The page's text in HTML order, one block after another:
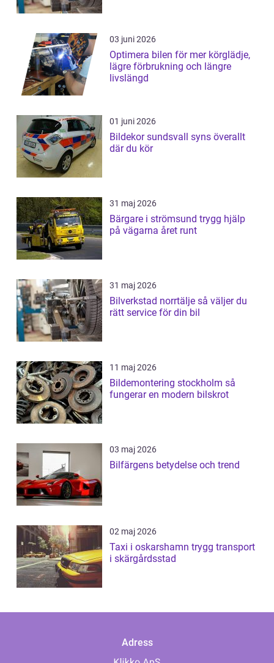
03 juni 2026
Optimera bilen för mer körglädje,
lägre förbrukning och längre
livslängd
01 juni 2026
Bildekor sundsvall syns överallt
där du kör
31 maj 2026
Bärgare i strömsund trygg hjälp
på vägarna året runt
31 maj 2026
Bilverkstad norrtälje så väljer du
rätt service för din bil
11 maj 2026
Bildemontering stockholm så
fungerar en modern bilskrot
03 maj 2026
Bilfärgens betydelse och trend
02 maj 2026
Taxi i oskarshamn trygg transport
i skärgårdsstad
Adress